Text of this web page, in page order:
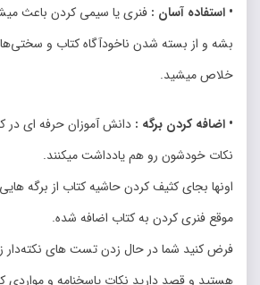
• استفاده آسان : فنری یا سیمی کردن باعث
بشه و از بسته شدن ناخودآگاه کتاب و
خلاص میشید.
• اضافه کردن برگه : دانش آموزان حرفه ای در
نکات خودشون رو هم یادداشت میکنند.
اونها بجای کثیف کردن حاشیه کتاب از برگه
موقع فنری کردن به کتاب اضافه شده.
فرض کنید شما در حال زدن تست های نکته‌دار
هستید و قصد دارید نکات پاسخنامه و مواردی